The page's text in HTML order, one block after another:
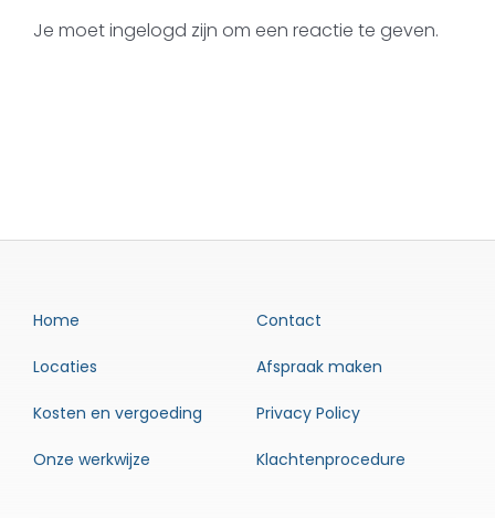
Je moet ingelogd zijn om een reactie te geven.
Home
Locaties
Kosten en vergoeding
Onze werkwijze
Contact
Afspraak maken
Privacy Policy
Klachtenprocedure